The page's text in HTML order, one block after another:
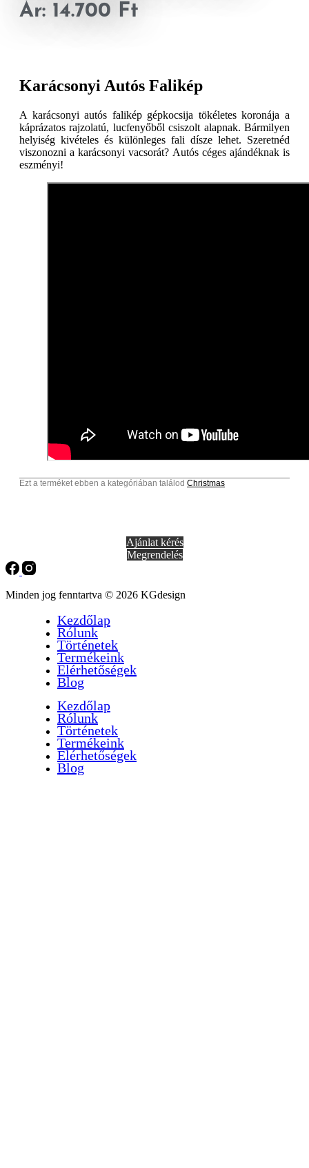
Ár: 14.700 Ft
Karácsonyi Autós Falikép
A karácsonyi autós falikép gépkocsija tökéletes koronája a
káprázatos rajzolatú, lucfenyőből csiszolt alapnak. Bármilyen
helyiség kivételes és különleges fali dísze lehet. Szeretnéd
viszonozni a karácsonyi vacsorát? Autós céges ajándéknak is
eszményi!
Ezt a terméket ebben a kategóriában találod Christmas
Ajánlat kérés
Megrendelés
Minden jog fenntartva © 2026 KGdesign
Kezdőlap
Rólunk
Történetek
Termékeink
Elérhetőségek
Blog
Kezdőlap
Rólunk
Történetek
Termékeink
Elérhetőségek
Blog